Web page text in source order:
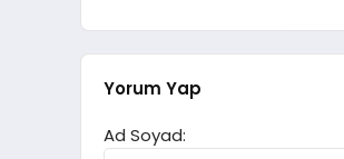
Yorum Yap
Ad Soyad: